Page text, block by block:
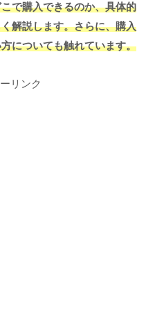
で購入できるのか、具体的
解説します。さらに、購入
についても触れています。
リンク